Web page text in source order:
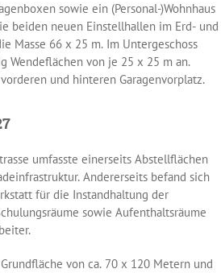
sowie ein (Personal-)Wohnhaus
beiden neuen Einstellhallen im Erd- und
Masse 66 x 25 m. Im Untergeschoss
Wendeflächen von je 25 x 25 m an.
und hinteren Garagenvorplatz.
umfasste einerseits Abstellflächen
Andererseits befand sich
für die Instandhaltung der
sowie Aufenthaltsräume
von ca. 70 x 120 Metern und